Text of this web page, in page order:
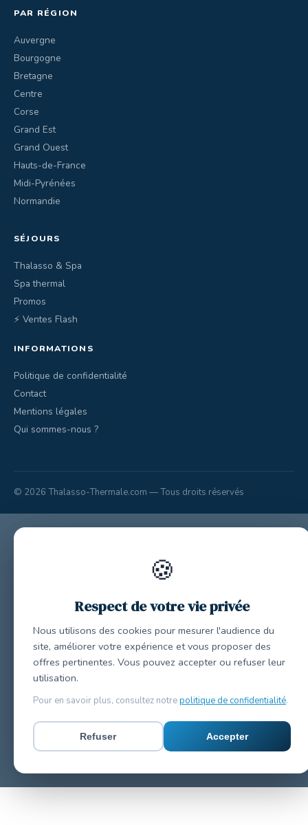
PAR RÉGION
Auvergne
Bourgogne
Bretagne
Centre
Corse
Grand Est
Grand Ouest
Hauts-de-France
Midi-Pyrénées
Normandie
SÉJOURS
Thalasso & Spa
Spa thermal
Promos
⚡ Ventes Flash
INFORMATIONS
Politique de confidentialité
Contact
Mentions légales
Qui sommes-nous ?
© 2026 Thalasso-Thermale.com — Tous droits réservés
🍪
Respect de votre vie privée
Nous utilisons des cookies pour mesurer l'audience du
site, améliorer votre expérience et vous proposer des
offres pertinentes. Vous pouvez accepter ou refuser leur
utilisation.
Pour en savoir plus, consultez notrepolitique de confidentialité.
Refuser Accepter